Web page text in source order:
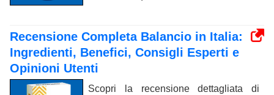
Recensione Completa Balancio in Italia:
Ingredienti, Benefici, Consigli Esperti e
Opinioni Utenti
Scopri la recensione dettagliata di